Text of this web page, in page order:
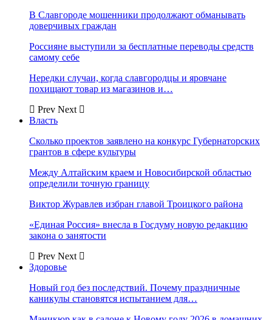
В Славгороде мошенники продолжают обманывать
доверчивых граждан
Россияне выступили за бесплатные переводы средств
самому себе
Нередки случаи, когда славгородцы и яровчане
похищают товар из магазинов и…
Prev Next
Власть
Сколько проектов заявлено на конкурс Губернаторских
грантов в сфере культуры
Между Алтайским краем и Новосибирской областью
определили точную границу
Виктор Журавлев избран главой Троицкого района
«Единая Россия» внесла в Госдуму новую редакцию
закона о занятости
Prev Next
Здоровье
Новый год без последствий. Почему праздничные
каникулы становятся испытанием для…